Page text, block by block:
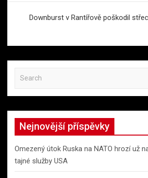
Downburst v Rantířově poškodil
a
r
h
Nejnovější příspěvky
Omezený útok Ruska na NATO hrozí už
tajné služby USA